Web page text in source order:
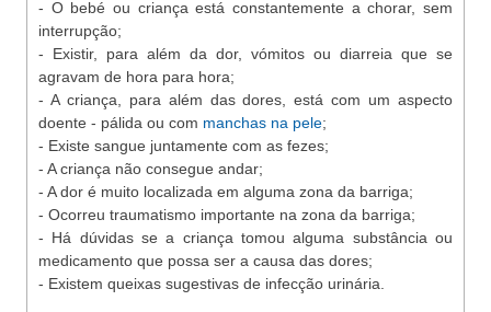
- O bebé ou criança está constantemente a chorar, sem
interrupção;
- Existir, para além da dor, vómitos ou diarreia que se
agravam de hora para hora;
- A criança, para além das dores, está com um aspecto
doente - pálida ou com manchas na pele;
- Existe sangue juntamente com as fezes;
- A criança não consegue andar;
- A dor é muito localizada em alguma zona da barriga;
- Ocorreu traumatismo importante na zona da barriga;
- Há dúvidas se a criança tomou alguma substância ou
medicamento que possa ser a causa das dores;
- Existem queixas sugestivas de infecção urinária.